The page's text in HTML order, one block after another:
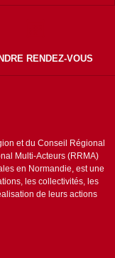
RENDEZ-VOUS
et du Conseil Régional
Multi-Acteurs (RRMA)
en Normandie, est une
les collectivités, les
de leurs actions